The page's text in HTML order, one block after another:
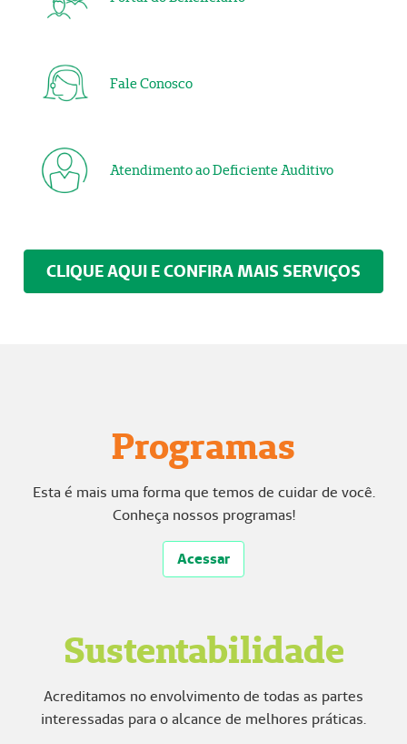
Fale Conosco
Atendimento ao Deficiente Auditivo
CLIQUE AQUI E CONFIRA MAIS SERVIÇOS
Programas
Esta é mais uma forma que temos de cuidar de você.
Conheça nossos programas!
Acessar
Sustentabilidade
Acreditamos no envolvimento de todas as partes
interessadas para o alcance de melhores práticas.